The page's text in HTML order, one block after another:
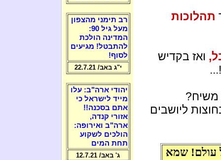
תהלוכות
ואז בקדיש
משיח?
ליושבים
עולם! שמא
רב תימני מהצפון
מעל גיל 90:
המדינה הולכת
להתבטל! מגיעים
לסוף!
י"ג באב/ 22.7.21
יהודי ארה"ב: עלו
מייד לישראל כי
אתם בסכנה!!
אזורי קנדה,
ארה"ב ואירופה:
הולכים לשקוע
תחת המים
ג' באב/ 12.7.21